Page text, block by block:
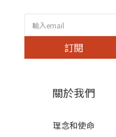
訂閱
關於我們
理念和使命